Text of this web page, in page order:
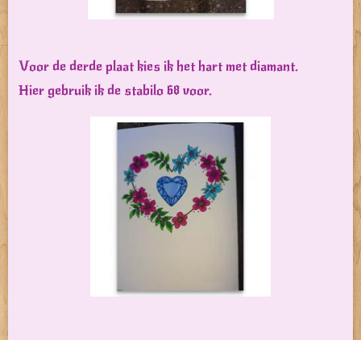
Voor de derde plaat kies ik het hart met diamant.
Hier gebruik ik de stabilo 68 voor.